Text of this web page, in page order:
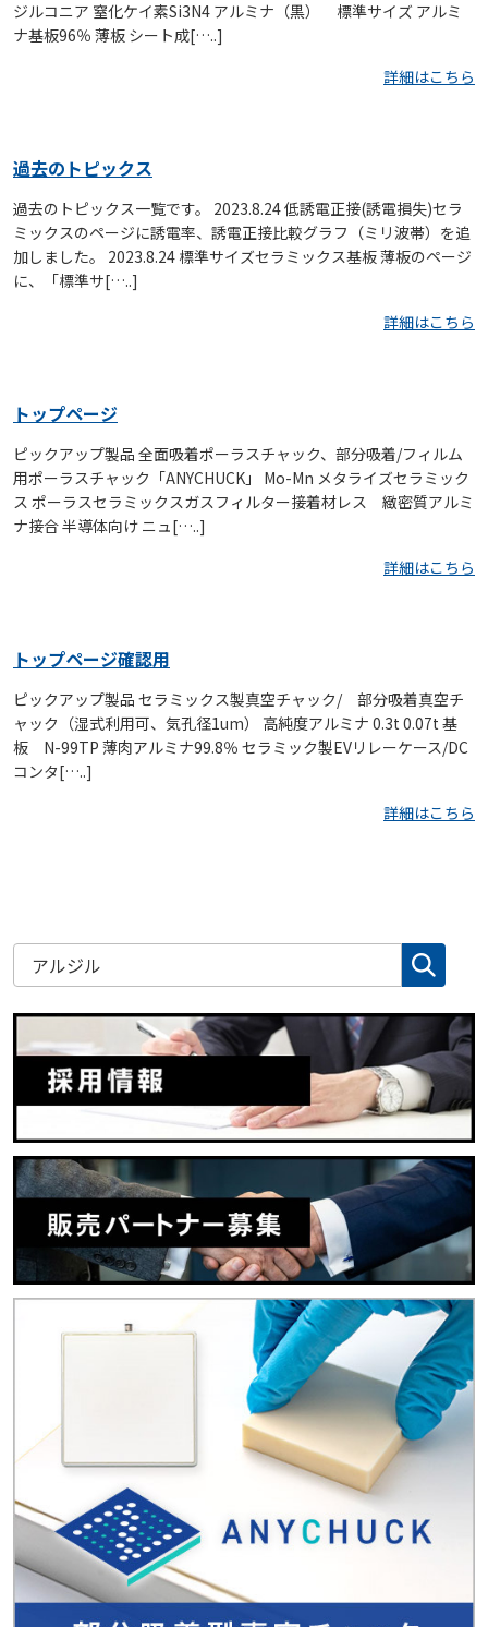
ジルコニア 窒化ケイ素Si3N4 アルミナ（黒） 標準サイズ アルミ
ナ基板96％ 薄板 シート成[…..]
詳細はこちら
過去のトピックス
過去のトピックス一覧です。 2023.8.24 低誘電正接(誘電損失)セラ
ミックスのページに誘電率、誘電正接比較グラフ（ミリ波帯）を追
加しました。 2023.8.24 標準サイズセラミックス基板 薄板のページ
に、「標準サ[…..]
詳細はこちら
トップページ
ピックアップ製品 全面吸着ポーラスチャック、部分吸着/フィルム
用ポーラスチャック「ANYCHUCK」 Mo-Mn メタライズセラミック
ス ポーラスセラミックスガスフィルター接着材レス 緻密質アルミ
ナ接合 半導体向け ニュ[…..]
詳細はこちら
トップページ確認用
ピックアップ製品 セラミックス製真空チャック/ 部分吸着真空チ
ャック（湿式利用可、気孔径1um） 高純度アルミナ 0.3t 0.07t 基
板 N-99TP 薄肉アルミナ99.8％ セラミック製EVリレーケース/DC
コンタ[…..]
詳細はこちら